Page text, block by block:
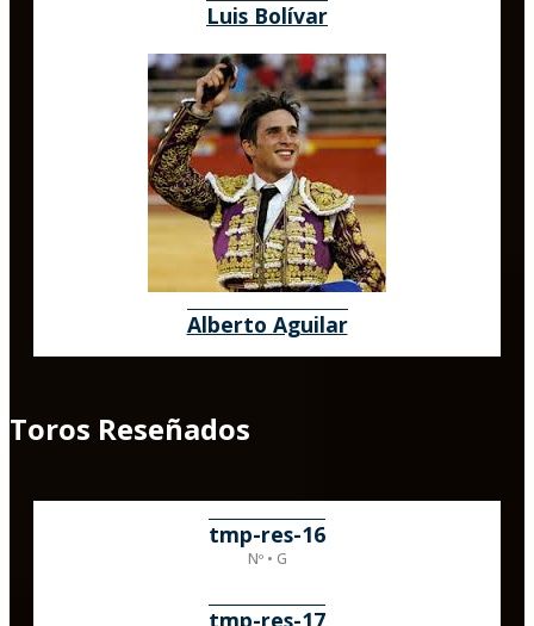
Luis Bolívar
Alberto Aguilar
Toros Reseñados
tmp-res-16
Nº • G